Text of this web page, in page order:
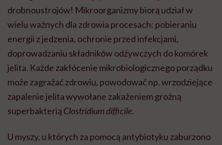
drobnoustrojów! Mikroorganizmy biorą udział w
wielu ważnych dla zdrowia procesach: pobieraniu
energii z jedzenia, ochronie przed infekcjami,
doprowadzaniu składników odżywczych do komórek
jelita. Każde zakłócenie mikrobiologicznego porządku
może zagrażać zdrowiu, powodować np. wrzodziejące
zapalenie jelita wywołane zakażeniem groźną
superbakterią Clostridium difficile.
U myszy, u których za pomocą antybiotyku zaburzono